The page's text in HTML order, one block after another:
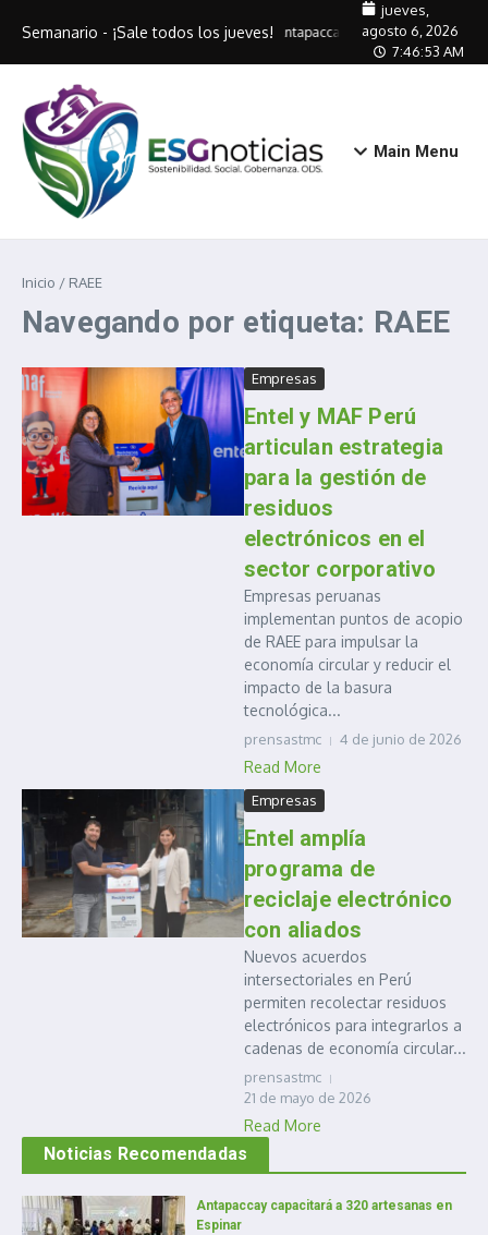
Semanario - ¡Sale todos los jueves!
Antapaccay capacitará a 320
jueves,
agosto 6, 2026
7:46:53 AM
Main Menu
Inicio / RAEE
Navegando por etiqueta: RAEE
Empresas
Entel y MAF Perú
articulan estrategia
para la gestión de
residuos
electrónicos en el
sector corporativo
Empresas peruanas
implementan puntos de acopio
de RAEE para impulsar la
economía circular y reducir el
impacto de la basura
tecnológica...
prensastmc 4 de junio de 2026
Read More
Empresas
Entel amplía
programa de
reciclaje electrónico
con aliados
Nuevos acuerdos
intersectoriales en Perú
permiten recolectar residuos
electrónicos para integrarlos a
cadenas de economía circular...
prensastmc
21 de mayo de 2026
Read More
Noticias Recomendadas
Antapaccay capacitará a 320 artesanas en
Espinar